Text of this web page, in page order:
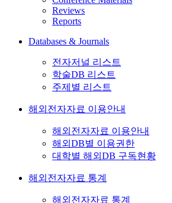
Reviews
Reports
Databases & Journals
전자저널 리스트
학술DB 리스트
주제별 리스트
해외전자자료 이용안내
해외전자자료 이용안내
해외DB별 이용권한
대학별 해외DB 구독현황
해외전자자료 통계
해외전자자료 통계